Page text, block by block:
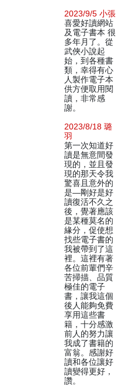
2023/9/5 小張
喜愛好讀網站
及電子書本 很
多年月了。從
武俠小說起
始，到各種書
類，幸得有心
人製作電子本
供方便取用閱
讀，非常感
謝。
2023/8/18 璐
羽
第一次知道好
讀是無意間發
現的，並且發
現的那天令我
驚喜且意外的
是—剛好是好
讀復活不久之
後，覺著應該
是某種莫名的
緣分，促使想
找些電子書的
我被帶到了這
裡。這裡有著
各位前輩們辛
苦掃描、品質
極佳的電子
書，讓我這個
後人能夠免費
享用這些書
籍，十分感激
前人的努力讓
我成了書籍的
富翁。感謝好
讀和各位讓好
讀變得更好，
讚。